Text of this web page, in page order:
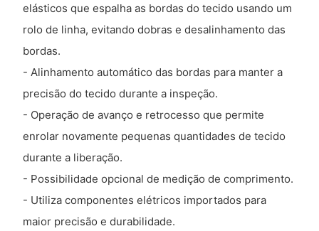
elásticos que espalha as bordas do tecido usando um
rolo de linha, evitando dobras e desalinhamento das
bordas.
- Alinhamento automático das bordas para manter a
precisão do tecido durante a inspeção.
- Operação de avanço e retrocesso que permite
enrolar novamente pequenas quantidades de tecido
durante a liberação.
- Possibilidade opcional de medição de comprimento.
- Utiliza componentes elétricos importados para
maior precisão e durabilidade.